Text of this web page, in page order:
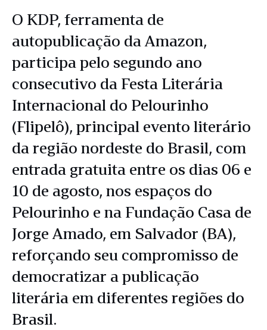
O KDP, ferramenta de
autopublicação da Amazon,
participa pelo segundo ano
consecutivo da Festa Literária
Internacional do Pelourinho
(Flipelô), principal evento literário
da região nordeste do Brasil, com
entrada gratuita entre os dias 06 e
10 de agosto, nos espaços do
Pelourinho e na Fundação Casa de
Jorge Amado, em Salvador (BA),
reforçando seu compromisso de
democratizar a publicação
literária em diferentes regiões do
Brasil.